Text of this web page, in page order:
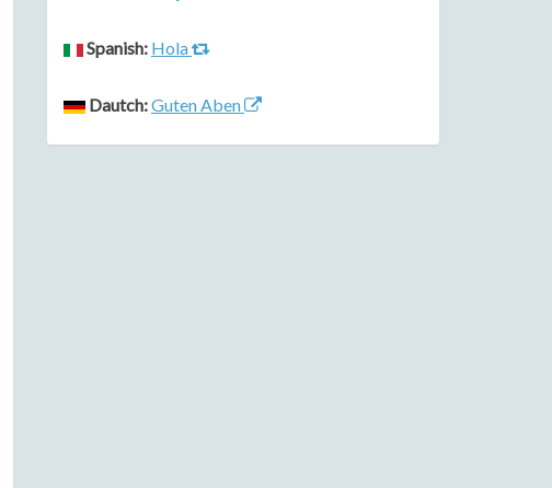
Spanish: Hola
Dautch:Guten Aben